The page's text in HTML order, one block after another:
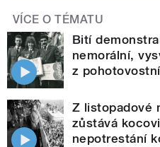
VÍCE O TÉMATU
Bití
nemorální,
z
Z listopadové
zůstává
nepotrestání